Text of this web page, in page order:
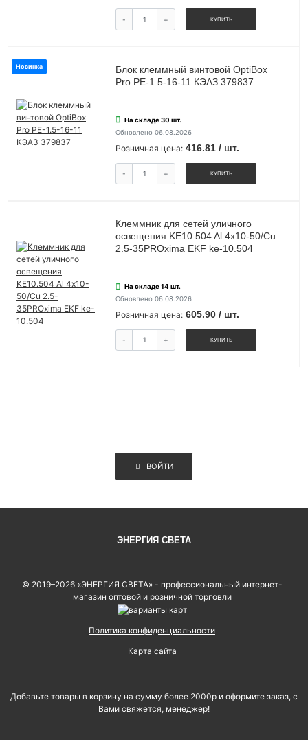
- + КУПИТЬ
Новинка
Блок клеммный винтовой OptiBox
Pro PE-1.5-16-11 КЭАЗ 379837
На складе 30 шт.
Обновлено 06.08.2026
Розничная цена: 416.81 / шт.
- + КУПИТЬ
Клеммник для сетей уличного
освещения KE10.504 Al 4х10-50/Cu
2.5-35PROxima EKF ke-10.504
На складе 14 шт.
Обновлено 06.08.2026
Розничная цена: 605.90 / шт.
- + КУПИТЬ
ВОЙТИ
ЭНЕРГИЯ СВЕТА
© 2019–2026 «ЭНЕРГИЯ СВЕТА» - профессиональный интернет-
магазин оптовой и розничной торговли
Политика конфиденциальности
Карта сайта
Добавьте товары в корзину на сумму более 2000р и оформите заказ, с
Вами свяжется, менеджер!